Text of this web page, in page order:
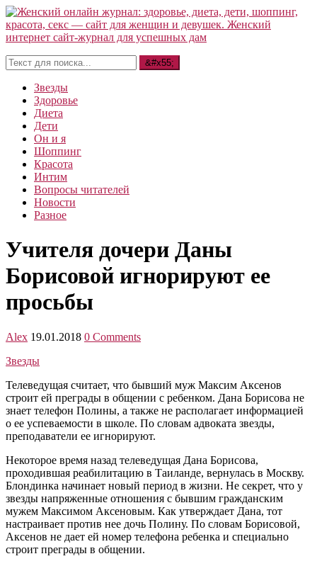
Звезды
Здоровье
Диета
Дети
Он и я
Шоппинг
Красота
Интим
Вопросы читателей
Новости
Разное
Учителя дочери Даны
Борисовой игнорируют ее
просьбы
Alex 19.01.2018 0 Comments
Звезды
Телеведущая считает, что бывший муж Максим Аксенов
строит ей преграды в общении с ребенком. Дана Борисова не
знает телефон Полины, а также не располагает информацией
о ее успеваемости в школе. По словам адвоката звезды,
преподаватели ее игнорируют.
Некоторое время назад телеведущая Дана Борисова,
проходившая реабилитацию в Таиланде, вернулась в Москву.
Блондинка начинает новый период в жизни. Не секрет, что у
звезды напряженные отношения с бывшим гражданским
мужем Максимом Аксеновым. Как утверждает Дана, тот
настраивает против нее дочь Полину. По словам Борисовой,
Аксенов не дает ей номер телефона ребенка и специально
строит преграды в общении.